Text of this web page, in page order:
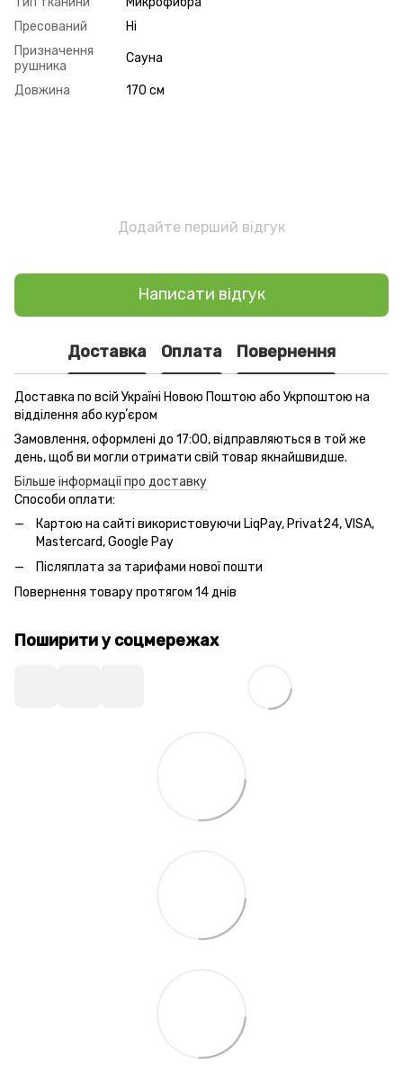
Пресований
Ні
Призначення
рушника
Сауна
Довжина 170 см
Додайте перший відгук
Написати відгук
Доставка Оплата Повернення
Доставка по всій Україні Новою Поштою або Укрпоштою на
відділення або курʼєром
Замовлення, оформлені до 17:00, відправляються в той же
день, щоб ви могли отримати свій товар якнайшвидше.
Більше інформації про доставку
Способи оплати:
Картою на сайті використовуючи LiqPay, Privat24, VISA,
Mastercard, Google Pay
Післяплата за тарифами нової пошти
Повернення товару протягом 14 днів
Поширити у соцмережах